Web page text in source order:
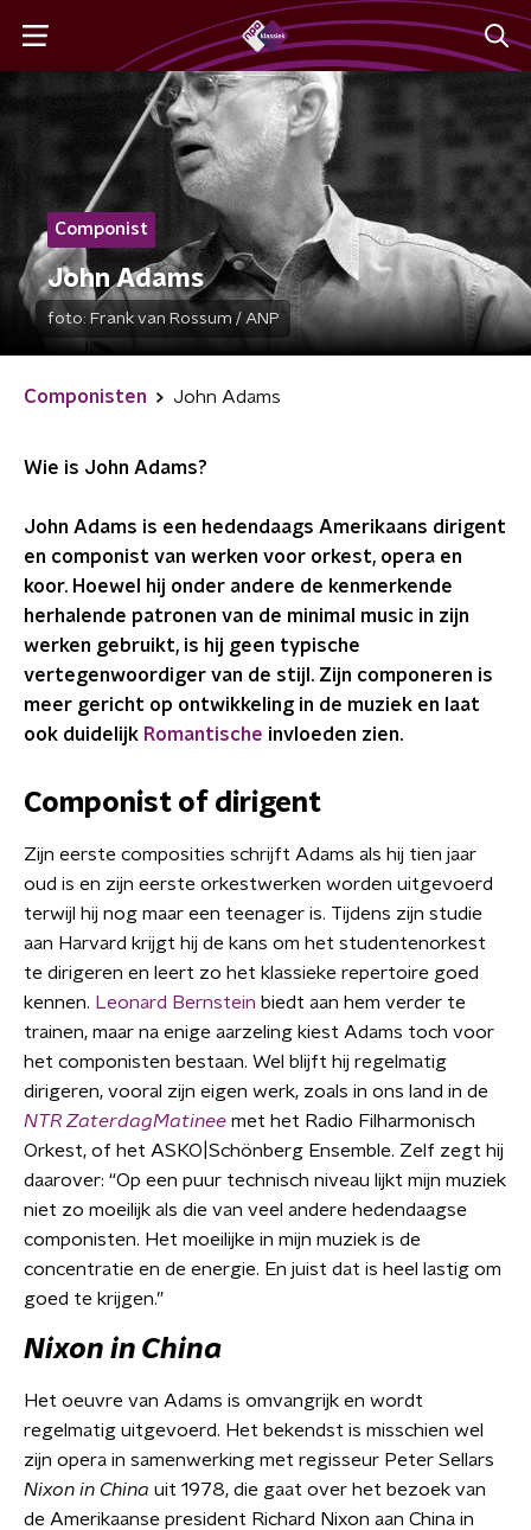
Componist
John Adams
foto: Frank van Rossum / ANP
Componisten John Adams
Wie is John Adams?
John Adams is een hedendaags Amerikaans dirigent
en componist van werken voor orkest, opera en
koor. Hoewel hij onder andere de kenmerkende
herhalende patronen van de minimal music in zijn
werken gebruikt, is hij geen typische
vertegenwoordiger van de stijl. Zijn componeren is
meer gericht op ontwikkeling in de muziek en laat
ook duidelijk Romantische invloeden zien.
Componist of dirigent
Zijn eerste composities schrijft Adams als hij tien jaar
oud is en zijn eerste orkestwerken worden uitgevoerd
terwijl hij nog maar een teenager is. Tijdens zijn studie
aan Harvard krijgt hij de kans om het studentenorkest
te dirigeren en leert zo het klassieke repertoire goed
kennen. Leonard Bernstein biedt aan hem verder te
trainen, maar na enige aarzeling kiest Adams toch voor
het componisten bestaan. Wel blijft hij regelmatig
dirigeren, vooral zijn eigen werk, zoals in ons land in de
NTR ZaterdagMatinee met het Radio Filharmonisch
Orkest, of het ASKO|Schönberg Ensemble. Zelf zegt hij
daarover: “Op een puur technisch niveau lijkt mijn muziek
niet zo moeilijk als die van veel andere hedendaagse
componisten. Het moeilijke in mijn muziek is de
concentratie en de energie. En juist dat is heel lastig om
goed te krijgen.”
Nixon in China
Het oeuvre van Adams is omvangrijk en wordt
regelmatig uitgevoerd. Het bekendst is misschien wel
zijn opera in samenwerking met regisseur Peter Sellars
Nixon in China uit 1978, die gaat over het bezoek van
de Amerikaanse president Richard Nixon aan China in